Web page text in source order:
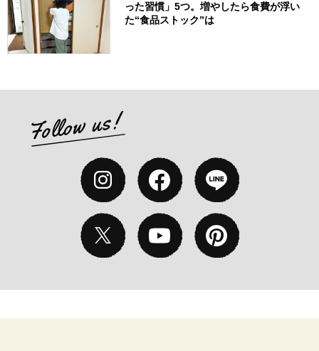
った習慣」5つ。増やしたら食費が浮い
た“食品ストック”は